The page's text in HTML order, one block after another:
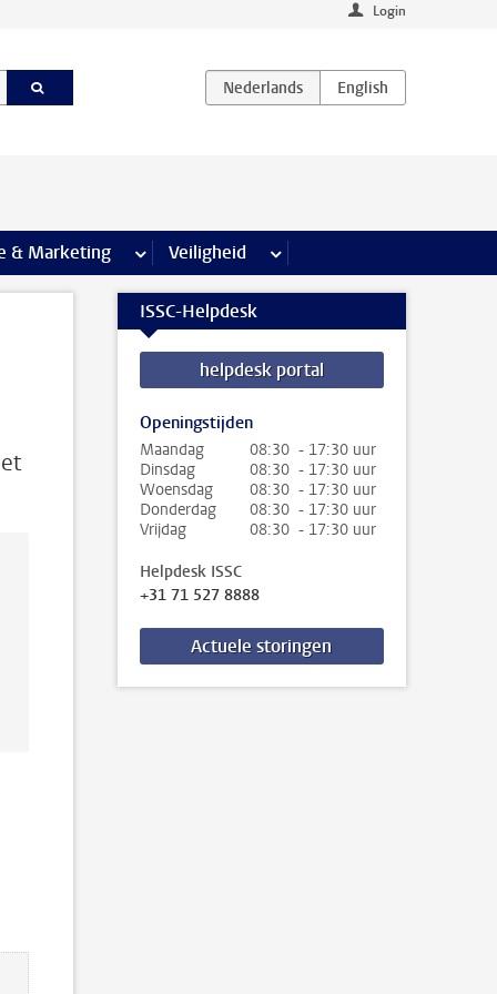
Login
& Marketing meer Communicatie & Marketing pagina’s
Veiligheid meer Veiligheid pagina’s
ISSC-Helpdesk
helpdesk portal
Openingstijden
Maandag
08:30 - 17:30 uur
Dinsdag
08:30 - 17:30 uur
Woensdag
08:30 - 17:30 uur
Donderdag
08:30 - 17:30 uur
Vrijdag
08:30 - 17:30 uur
Helpdesk ISSC
+31 71 527 8888
Actuele storingen